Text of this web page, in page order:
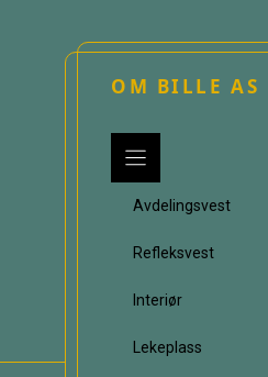
OM BILLE AS
Avdelingsvest
Refleksvest
Interiør
Lekeplass